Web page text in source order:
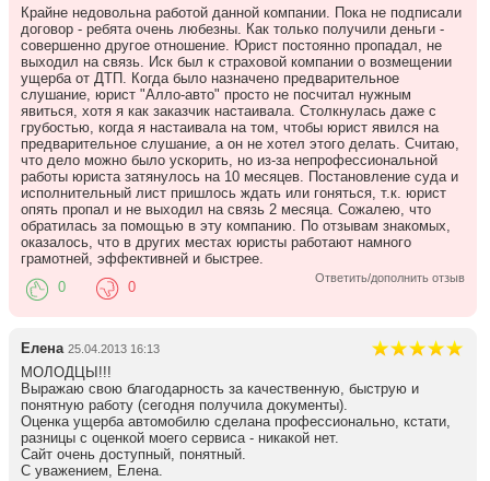
Крайне недовольна работой данной компании. Пока не подписали
договор - ребята очень любезны. Как только получили деньги -
совершенно другое отношение. Юрист постоянно пропадал, не
выходил на связь. Иск был к страховой компании о возмещении
ущерба от ДТП. Когда было назначено предварительное
слушание, юрист "Алло-авто" просто не посчитал нужным
явиться, хотя я как заказчик настаивала. Столкнулась даже с
грубостью, когда я настаивала на том, чтобы юрист явился на
предварительное слушание, а он не хотел этого делать. Считаю,
что дело можно было ускорить, но из-за непрофессиональной
работы юриста затянулось на 10 месяцев. Постановление суда и
исполнительный лист пришлось ждать или гоняться, т.к. юрист
опять пропал и не выходил на связь 2 месяца. Сожалею, что
обратилась за помощью в эту компанию. По отзывам знакомых,
оказалось, что в других местах юристы работают намного
грамотней, эффективней и быстрее.
Ответить/дополнить отзыв
0 0
Елена 25.04.2013 16:13
МОЛОДЦЫ!!!
Выражаю свою благодарность за качественную, быструю и
понятную работу (сегодня получила документы).
Оценка ущерба автомобилю сделана профессионально, кстати,
разницы с оценкой моего сервиса - никакой нет.
Сайт очень доступный, понятный.
С уважением, Елена.